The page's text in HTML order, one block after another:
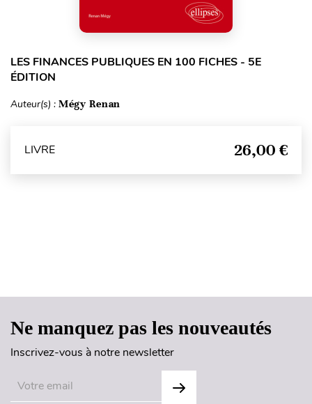
LES FINANCES PUBLIQUES EN 100 FICHES - 5E
ÉDITION
Auteur(s) : Mégy Renan
LIVRE 26,00 €
Ne manquez pas les nouveautés
Inscrivez-vous à notre newsletter